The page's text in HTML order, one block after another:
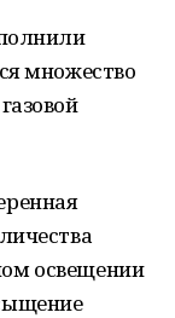
множество
освещении